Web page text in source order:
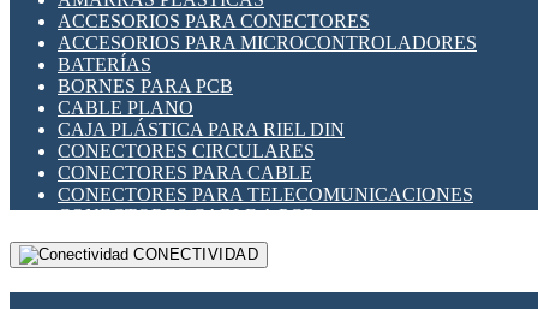
INDICADORES PARA PANEL
INTERFACES DE RELÉ
INTERRUPTORES FIN DE CARRERA
LLAVES CONMUTADORAS
MEDIDORES DE ENERGÍA Y TC'S DE CORRIENTE
MOTORES PASO A PASO
PANTALLAS HMI
PLC -CONTROLADORES LÓGICO PROGRAMABLES
PROGRAMADORES DE HORARIO
RELÉS DE PROTECCIÓN
SENSORES CAPACITIVOS
ACCESORIOS PARA CONECTORES
ACCESORIOS PARA MICROCONTROLADORES
BATERÍAS
BORNES PARA PCB
CABLE PLANO
CAJA PLÁSTICA PARA RIEL DIN
CONECTORES CIRCULARES
CONECTORES PARA CABLE
CONECTORES PARA TELECOMUNICACIONES
CONECTORES CABLE A PCB
CONECTORES PCB A CABLE
DIP SWITCHESCONECTIVIDAD